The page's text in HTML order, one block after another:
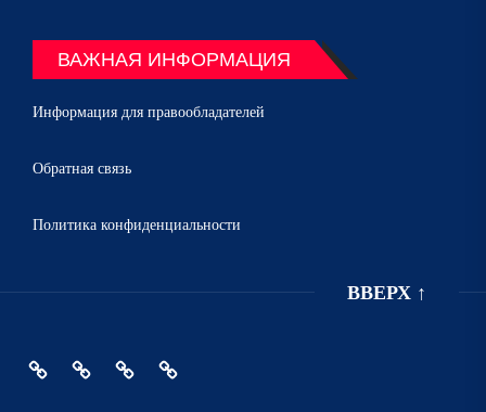
ВАЖНАЯ ИНФОРМАЦИЯ
Информация для правообладателей
Обратная связь
Политика конфиденциальности
ВВЕРХ ↑
ГлавнаяПолитикаИнформация
Обратная